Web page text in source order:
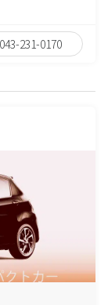
043-231-0170